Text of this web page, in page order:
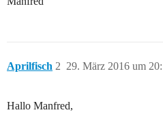
Aprilfisch 29. März 2016 um
2
Hallo Manfred,